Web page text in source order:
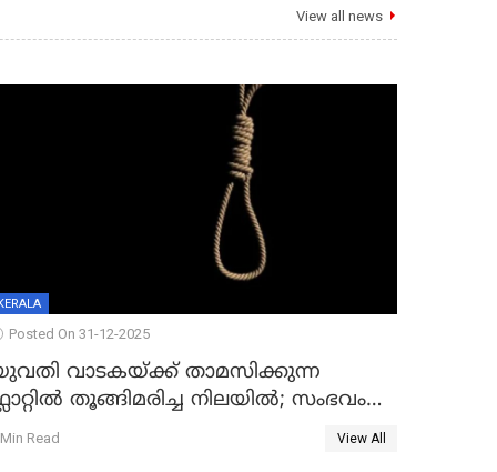
View all news
Posted On 31-12-2025
വാടകയ്ക്ക് താമസിക്കുന്ന
തൂങ്ങിമരിച്ച നിലയില്‍; സംഭവം
Read View All